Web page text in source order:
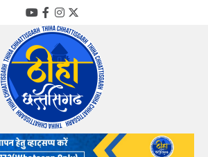
YouTube
Facebook
Instagram
Twitter
Thiha Chhattisgarh
गोठ जन-जन के